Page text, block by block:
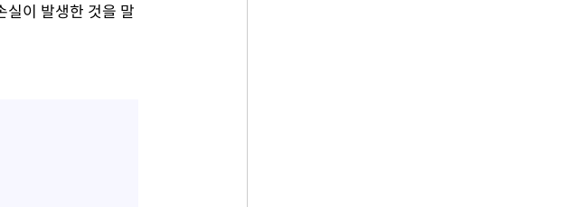
실이 발생한 것을 말